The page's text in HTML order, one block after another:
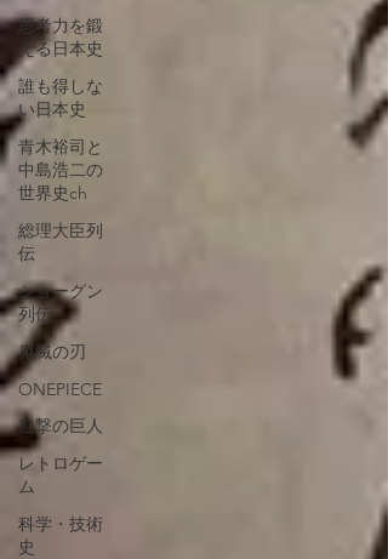
思考力を鍛
える日本史
誰も得しな
い日本史
青木裕司と
中島浩二の
世界史ch
総理大臣列
伝
ショーグン
列伝
鬼滅の刃
ONEPIECE
進撃の巨人
レトロゲー
ム
科学・技術
史